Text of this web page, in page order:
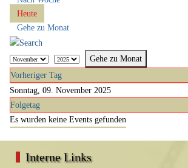
Heute
Gehe zu Monat
Gehe zu Monat
Vorheriger Tag
Sonntag, 09. November 2025
Folgetag
Es wurden keine Events gefunden
Interne Links